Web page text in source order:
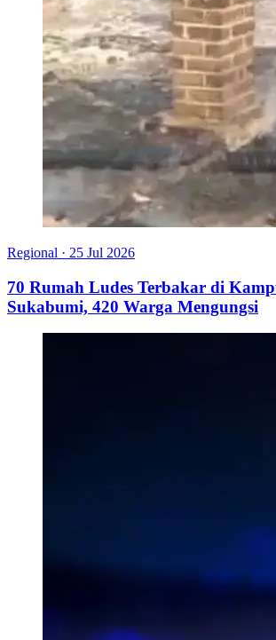
Regional · 25 Jul 2026
70 Rumah Ludes Terbakar di
Sukabumi, 420 Warga Mengungsi